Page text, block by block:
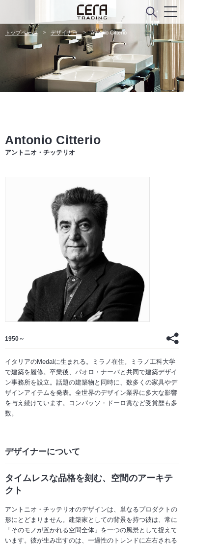
トップページ デザイナー Antonio Citterio
Antonio Citterio
アントニオ・チッテリオ
1950～
イタリアのMedalに生まれる。ミラノ在住。ミラノ工科大学
で建築を履修。卒業後、パオロ・ナーバと共同で建築デザイ
ン事務所を設立。話題の建築物と同時に、数多くの家具やデ
ザインアイテムを発表。全世界のデザイン業界に多大な影響
を与え続けています。コンパッソ・ドーロ賞など受賞歴も多
数。
デザイナーについて
タイムレスな品格を刻む、空間のアーキテ
クト
アントニオ・チッテリオのデザインは、単なるプロダクトの
形にとどまりません。建築家としての背景を持つ彼は、常に
「そのモノが置かれる空間全体」を一つの風景として捉えて
います。彼が生み出すのは、一過性のトレンドに左右される